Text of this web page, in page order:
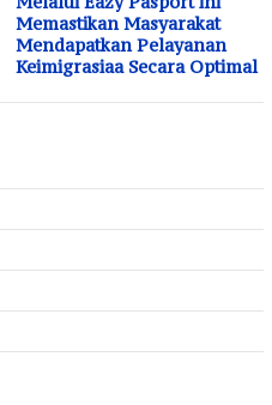
Memastikan Masyarakat
Mendapatkan Pelayanan
Keimigrasiaa Secara Optimal